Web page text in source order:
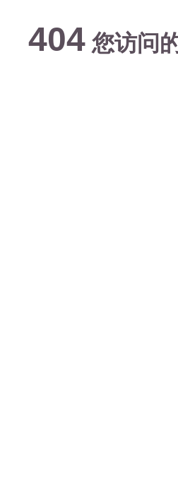
404 您访问